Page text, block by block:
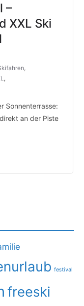
–
XXL Ski
,
,
Sonnenterrasse:
an der Piste
festival
freeski